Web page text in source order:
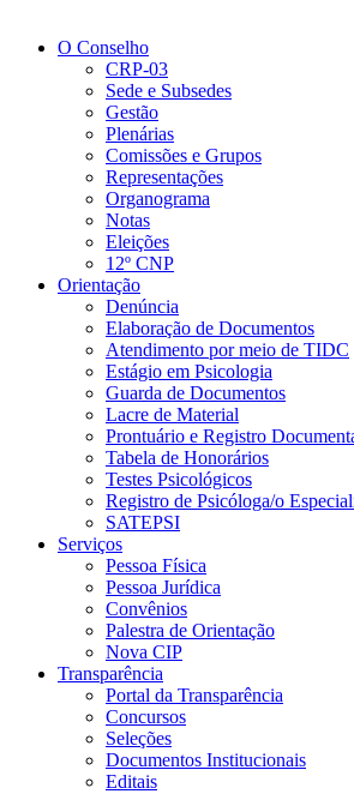
O Conselho
CRP-03
Sede e Subsedes
Gestão
Plenárias
Comissões e Grupos
Representações
Organograma
Notas
Eleições
12º CNP
Orientação
Denúncia
Elaboração de Documentos
Atendimento por meio de TIDC
Estágio em Psicologia
Guarda de Documentos
Lacre de Material
Prontuário e Registro
Tabela de Honorários
Testes Psicológicos
Registro de Psicóloga/o
SATEPSI
Serviços
Pessoa Física
Pessoa Jurídica
Convênios
Palestra de Orientação
Nova CIP
Transparência
Portal da Transparência
Concursos
Seleções
Documentos Institucionais
Editais